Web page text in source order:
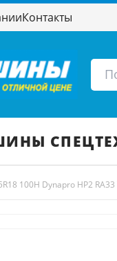
Контакты
100H Dynapro HP2 RA33